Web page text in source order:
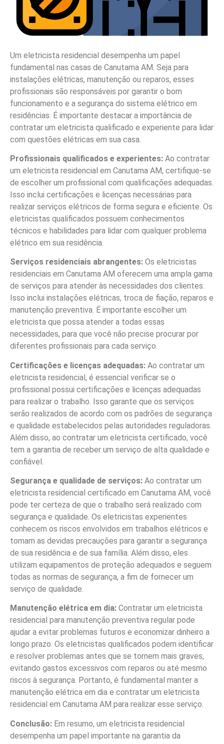
Um eletricista residencial desempenha um papel
fundamental nas casas de Canutama AM. Seja para
instalações elétricas, manutenção ou reparos, esses
profissionais são responsáveis por garantir o bom
funcionamento e a segurança do sistema elétrico em
residências. É importante destacar a importância de
contratar um eletricista qualificado e experiente para lidar
com questões elétricas em sua casa.
Profissionais qualificados e experientes: Ao contratar
um eletricista residencial em Canutama AM, certifique-se
de escolher um profissional com qualificações adequadas.
Isso inclui certificações e licenças necessárias para
realizar serviços elétricos de forma segura e eficiente. Os
eletricistas qualificados possuem conhecimentos
técnicos e habilidades para lidar com qualquer problema
elétrico em sua residência.
Serviços residenciais abrangentes: Os eletricistas
residenciais em Canutama AM oferecem uma ampla gama
de serviços para atender às necessidades dos clientes.
Isso inclui instalações elétricas, troca de fiação, reparos e
manutenção preventiva. É importante escolher um
eletricista que possa atender a todas essas
necessidades, para que você não precise procurar por
diferentes profissionais para cada serviço.
Certificações e licenças adequadas: Ao contratar um
eletricista residencial, é essencial verificar se o
profissional possui certificações e licenças adequadas
para realizar o trabalho. Isso garante que os serviços
serão realizados de acordo com os padrões de segurança
e qualidade estabelecidos pelas autoridades reguladoras.
Além disso, ao contratar um eletricista certificado, você
tem a garantia de receber um serviço de alta qualidade e
confiável.
Segurança e qualidade de serviços: Ao contratar um
eletricista residencial certificado em Canutama AM, você
pode ter certeza de que o trabalho será realizado com
segurança e qualidade. Os eletricistas experientes
conhecem os riscos envolvidos em trabalhos elétricos e
tomam as devidas precauções para garantir a segurança
de sua residência e de sua família. Além disso, eles
utilizam equipamentos de proteção adequados e seguem
todas as normas de segurança, a fim de fornecer um
serviço de qualidade.
Manutenção elétrica em dia: Contratar um eletricista
residencial para manutenção preventiva regular pode
ajudar a evitar problemas futuros e economizar dinheiro a
longo prazo. Os eletricistas qualificados podem identificar
e resolver problemas antes que se tornem mais graves,
evitando gastos excessivos com reparos ou até mesmo
riscos à segurança. Portanto, é fundamental manter a
manutenção elétrica em dia e contratar um eletricista
residencial em Canutama AM para realizar esse serviço.
Conclusão: Em resumo, um eletricista residencial
desempenha um papel importante na garantia da